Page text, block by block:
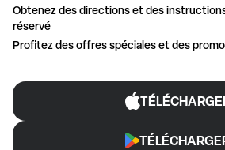
Obtenez des directions et des
réservé
Profitez des offres spéciales et des